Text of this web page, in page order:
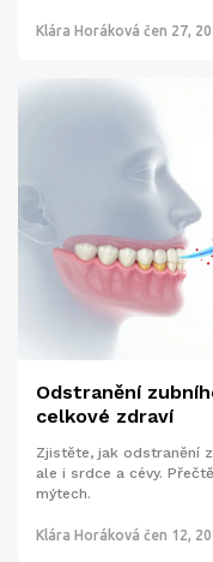
Klára Horáková čen 27,
Odstranění
celkové zdraví
Zjistěte, jak odstranění
ale i srdce a cévy.
mýtech.
Klára Horáková čen 12,